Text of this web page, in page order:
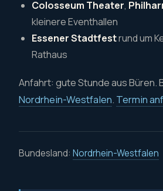
Colosseum Theater,
kleinere Eventhallen
Essener Stadtfestrund um
Rathaus
Anfahrt: gute Stunde aus Büren.
Nordrhein-Westfalen. Termin
Bundesland: Nordrhein-Westfalen